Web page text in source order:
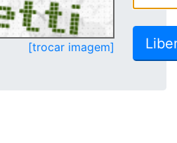
[trocar imagem]